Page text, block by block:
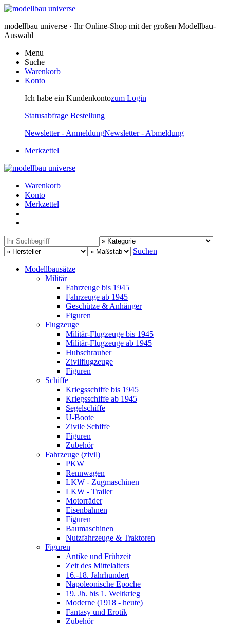
modellbau universe · Ihr Online-Shop mit der großen Modellbau-
Auswahl
Menu
Suche
Warenkorb
Konto
Ich habe ein Kundenkontozum Login
Statusabfrage Bestellung
Newsletter - AnmeldungNewsletter - Abmeldung
Merkzettel
Warenkorb
Konto
Merkzettel
Suchen
Modellbausätze
Militär
Fahrzeuge bis 1945
Fahrzeuge ab 1945
Geschütze & Anhänger
Figuren
Flugzeuge
Militär-Flugzeuge bis 1945
Militär-Flugzeuge ab 1945
Hubschrauber
Zivilflugzeuge
Figuren
Schiffe
Kriegsschiffe bis 1945
Kriegsschiffe ab 1945
Segelschiffe
U-Boote
Zivile Schiffe
Figuren
Zubehör
Fahrzeuge (zivil)
PKW
Rennwagen
LKW - Zugmaschinen
LKW - Trailer
Motorräder
Eisenbahnen
Figuren
Baumaschinen
Nutzfahrzeuge & Traktoren
Figuren
Antike und Frühzeit
Zeit des Mittelalters
16.-18. Jahrhundert
Napoleonische Epoche
19. Jh. bis 1. Weltkrieg
Moderne (1918 - heute)
Fantasy und Erotik
Zubehör